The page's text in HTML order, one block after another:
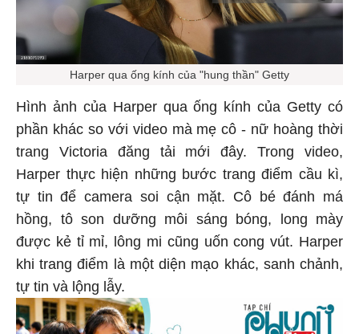
Harper qua ống kính của "hung thần" Getty
Hình ảnh của Harper qua ống kính của Getty có
phần khác so với video mà mẹ cô - nữ hoàng thời
trang Victoria đăng tải mới đây. Trong video,
Harper thực hiện những bước trang điểm cầu kì,
tự tin để camera soi cận mặt. Cô bé đánh má
hồng, tô son dưỡng môi sáng bóng, long mày
được kẻ tỉ mỉ, lông mi cũng uốn cong vút. Harper
khi trang điểm là một diện mạo khác, sanh chảnh,
tự tin và lộng lẫy.